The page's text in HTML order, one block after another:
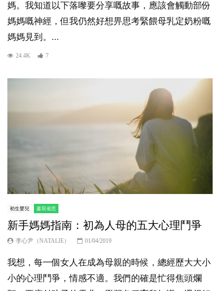
媽。我知道以下落嚟要分享嘅故事，應該會觸動部份
媽媽嘅神經，但我仍然好想畀思考緊餵母乳定奶粉嘅
媽媽見到。...
24.4K 7
初生嬰兒 書寫省思
新手媽媽指南：初為人母的五大心理鬥爭
李心尹（NATALIE） 01/04/2019
我想，每一個女人在成為母親的時候，總經歷大大小
小的心理鬥爭，情感不適。我們的確是忙得焦頭爛